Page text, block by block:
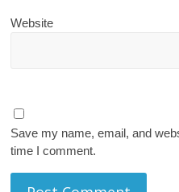
Website
Save my name, email, and
time I comment.